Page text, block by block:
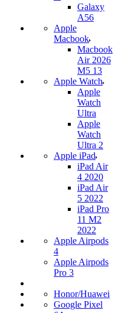
Galaxy
A56
Apple
Macbook
Macbook
Air 2026
M5 13
Apple Watch
Apple
Watch
Ultra
Apple
Watch
Ultra 2
Apple iPad
iPad Air
4 2020
iPad Air
5 2022
iPad Pro
11 M2
2022
Apple Airpods
4
Apple Airpods
Pro 3
Honor/Huawei
Google Pixel